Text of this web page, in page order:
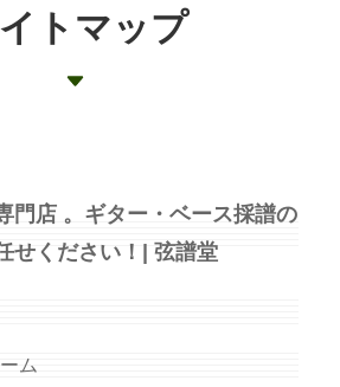
トマップ
門店 。ギター・ベース採譜の
せください！| 弦譜堂
ム